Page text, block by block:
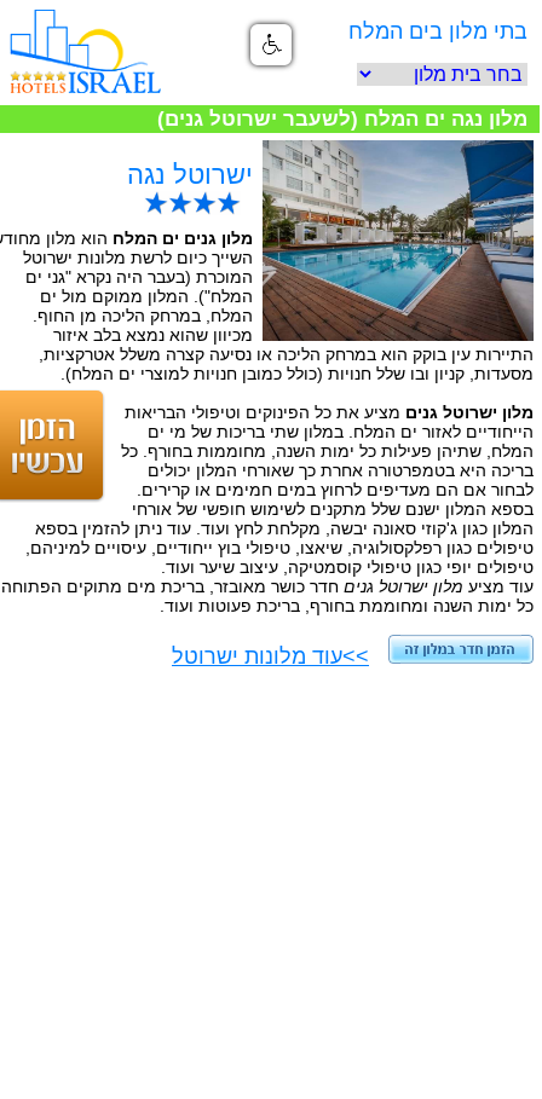
בתי מלון בים המלח
מלון נגה ים המלח (לשעבר ישרוטל גנים)
ישרוטל נגה
מלון גנים ים המלחהוא מלון מחודש
השייך כיום לרשת מלונות ישרוטל
המוכרת (בעבר היה נקרא "גני ים
המלח"). המלון ממוקם מול ים
המלח, במרחק הליכה מן החוף.
מכיוון שהוא נמצא בלב איזור
התיירות עין בוקק הוא במרחק הליכה או נסיעה קצרה משלל אטרקציות,
מסעדות, קניון ובו שלל חנויות (כולל כמובן חנויות למוצרי ים המלח).
מלון ישרוטל גניםמציע את כל הפינוקים וטיפולי הבריאות
הייחודיים לאזור ים המלח. במלון שתי בריכות של מי ים
המלח, שתיהן פעילות כל ימות השנה, מחוממות בחורף. כל
בריכה היא בטמפרטורה אחרת כך שאורחי המלון יכולים
לבחור אם הם מעדיפים לרחוץ במים חמימים או קרירים.
בספא המלון ישנם שלל מתקנים לשימוש חופשי של אורחי
המלון כגון ג'קוזי סאונה יבשה, מקלחת לחץ ועוד. עוד ניתן להזמין בספא
טיפולים כגון רפלקסולוגיה, שיאצו, טיפולי בוץ ייחודיים, עיסויים למיניהם,
טיפולים יופי כגון טיפולי קוסמטיקה, עיצוב שיער ועוד.
עוד מציעמלון ישרוטל גניםחדר כושר מאובזר, בריכת מים מתוקים הפתוחה
כל ימות השנה ומחוממת בחורף, בריכת פעוטות ועוד.
>>עוד מלונות ישרוטל